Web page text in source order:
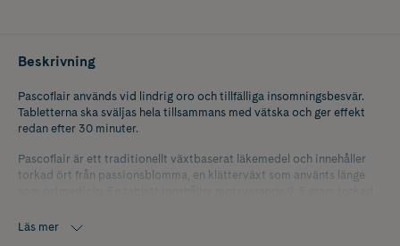
Beskrivning
Pascoflair används vid lindrig oro och tillfälliga insomningsbesvär.
Tabletterna ska sväljas hela tillsammans med vätska och ger effekt
redan efter 30 minuter.
Pascoflair är ett traditionellt växtbaserat läkemedel och innehåller
torkad ört från passionsblomma, en klätterväxt som använts länge
Läs mer